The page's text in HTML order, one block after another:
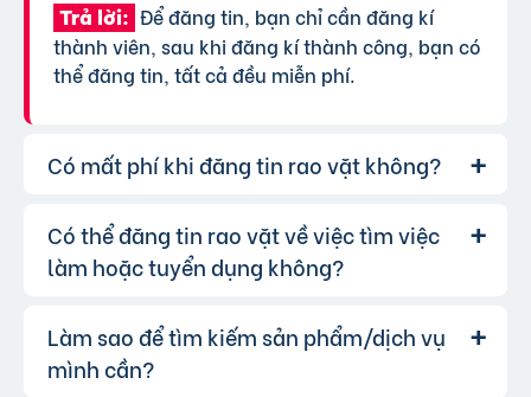
Trả lời: Để đăng tin, bạn chỉ cần đăng kí
thành viên, sau khi đăng kí thành công, bạn có
thể đăng tin, tất cả đều miễn phí.
Có mất phí khi đăng tin rao vặt không?
Trả lời: Chúng tôi cung cấp gói đăng tin miễn
phí cơ bản cho tất cả người dùng. Tuy nhiên, để
thị, bạn có thể lựa chọn các gói dịch vụ nâng
cấp với chi phí hợp lý, xem thêmphí dịch vụ tin
VIP.
Có thể đăng tin rao vặt về việc tìm việc
làm hoặc tuyển dụng không?
Trả lời: Hoàn toàn có thể. Website của chúng
tôi hỗ trợ đăng tin tuyển dụng và tìm việc làm.
Làm sao để tìm kiếm sản phẩm/dịch vụ
mình cần?